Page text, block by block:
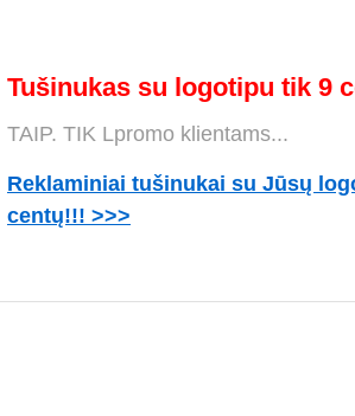
Tušinukas su logotipu tik 9
TAIP. TIK Lpromo klientams...
Reklaminiai tušinukai su Jūsų
centų!!! >>>